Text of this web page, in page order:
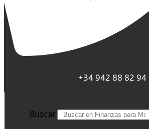
+34 942 88 82 94
Buscar